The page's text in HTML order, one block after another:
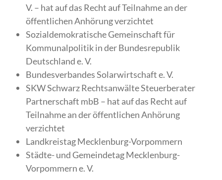
V. – hat auf das Recht auf Teilnahme an der
öffentlichen Anhörung verzichtet
Sozialdemokratische Gemeinschaft für
Kommunalpolitik in der Bundesrepublik
Deutschland e. V.
Bundesverbandes Solarwirtschaft e. V.
SKW Schwarz Rechtsanwälte Steuerberater
Partnerschaft mbB – hat auf das Recht auf
Teilnahme an der öffentlichen Anhörung
verzichtet
Landkreistag Mecklenburg-Vorpommern
Städte- und Gemeindetag Mecklenburg-
Vorpommern e. V.